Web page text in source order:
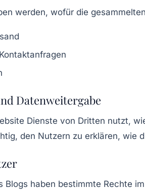
werden, wofür die
Datenweitergabe
Dienste von Dritten nutzt,
den Nutzern zu erklären, wie
Blogs haben bestimmte Rechte